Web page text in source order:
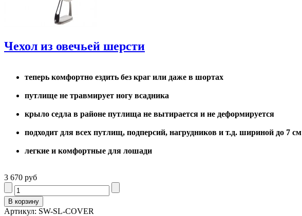
Чехол из овечьей шерсти
теперь комфортно ездить без краг или даже в шортах
путлище не травмирует ногу всадника
крыло седла в районе путлища не вытирается и не деформируется
подходит для всех путлищ, подперсий, нагрудников и т.д. шириной до 7 см
легкие и комфортные для лошади
3 670 руб
Артикул: SW-SL-COVER